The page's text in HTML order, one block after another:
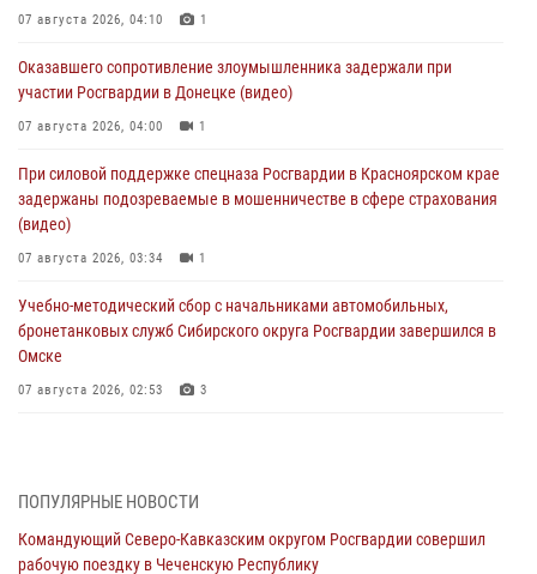
07 августа 2026, 04:10 1
Оказавшего сопротивление злоумышленника задержали при
участии Росгвардии в Донецке (видео)
07 августа 2026, 04:00 1
При силовой поддержке спецназа Росгвардии в Красноярском крае
задержаны подозреваемые в мошенничестве в сфере страхования
(видео)
07 августа 2026, 03:34 1
Учебно-методический сбор с начальниками автомобильных,
бронетанковых служб Сибирского округа Росгвардии завершился в
Омске
07 августа 2026, 02:53 3
В Нижнем Новгороде состоялось Всероссийское совещание-
ПОПУЛЯРНЫЕ НОВОСТИ
Командующий Северо-Кавказским округом Росгвардии совершил
рабочую поездку в Чеченскую Республику